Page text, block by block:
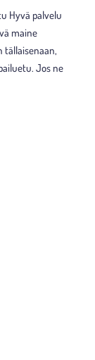
Hyvä palvelu
maine
tällaisenaan,
Jos ne